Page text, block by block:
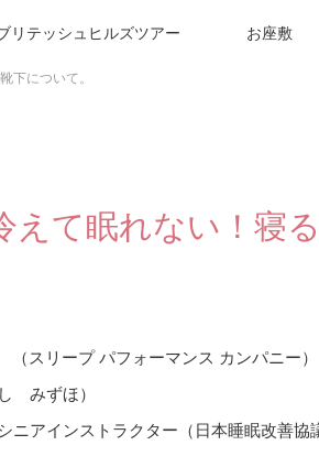
リテッシュヒルズツアー お座敷
下について。
て眠れない！寝
スリープ パフォーマンス カンパニー）
みずほ）
ニアインストラクター（日本睡眠改善協